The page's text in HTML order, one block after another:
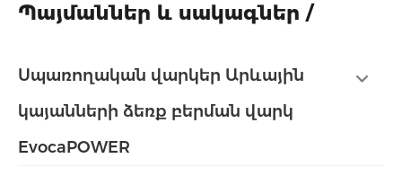
Պայմաններ և սակագներ /
Սպառողական վարկեր Արևային
կայանների ձեռք բերման վարկ
EvocaPOWER